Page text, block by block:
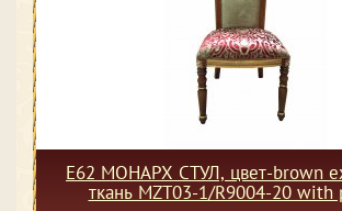
Е62 МОНАРХ СТУЛ, цвет-brown
ткань MZT03-1/R9004-20 with